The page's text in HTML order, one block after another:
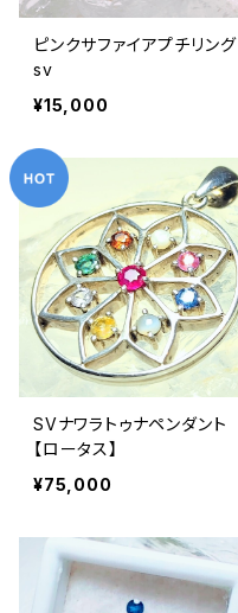
ピンクサファイアプチリング
sv
¥15,000
SVナワラトゥナペンダント
【ロータス】
¥75,000